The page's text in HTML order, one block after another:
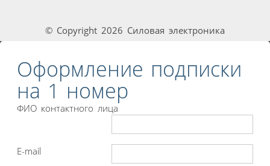
© Copyright 2026 Силовая электроника
Оформление подписки
на 1 номер
ФИО контактного лица
E-mail